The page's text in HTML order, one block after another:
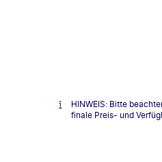
HINWEIS: Bitte
finale Preis- und